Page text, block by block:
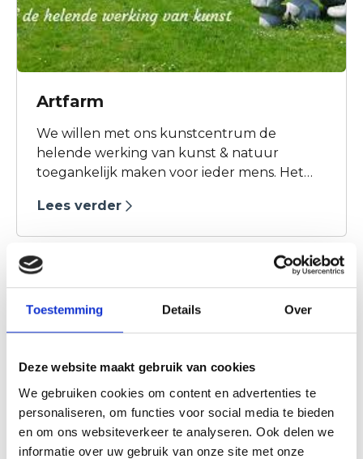
Toestemming Details Over
Deze website maakt gebruik van cookies
We gebruiken cookies om content en advertenties te
personaliseren, om functies voor social media te bieden
en om ons websiteverkeer te analyseren. Ook delen we
informatie over uw gebruik van onze site met onze
Artfarm
We willen met ons kunstcentrum de
helende werking van kunst & natuur
toegankelijk maken voor ieder mens. Het
haar rijke geschiedenis, natuur, ateliers,
de breedste zin van het woord.
Lees verder